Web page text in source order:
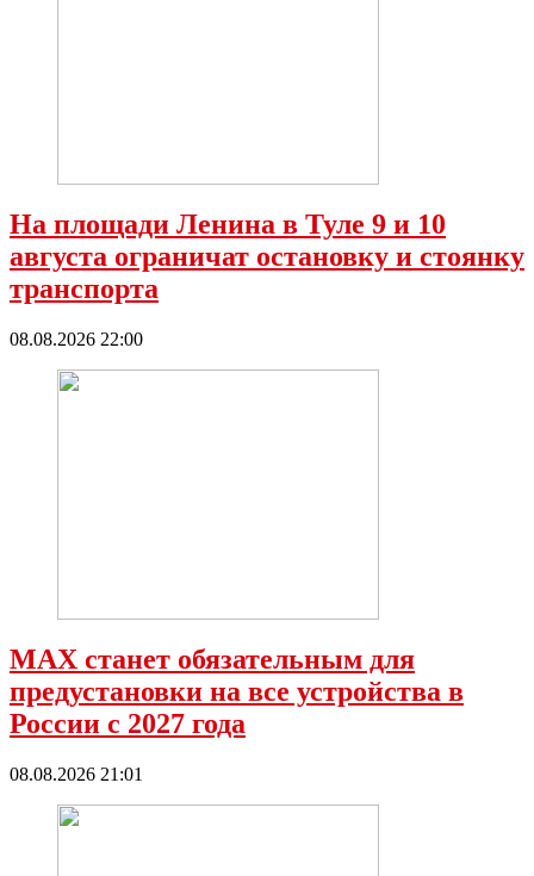
На площади Ленина в Туле 9 и 10
августа ограничат остановку и стоянку
транспорта
08.08.2026 22:00
МАХ станет обязательным для
предустановки на все устройства в
России с 2027 года
08.08.2026 21:01